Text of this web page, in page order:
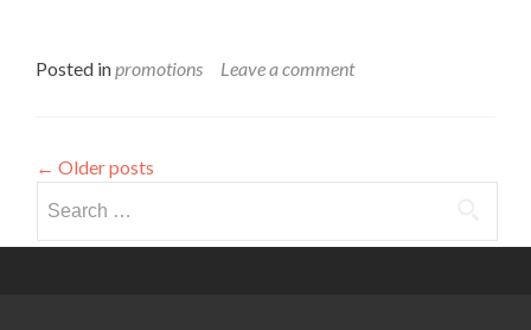
Posted inpromotions Leave a comment
← Older posts